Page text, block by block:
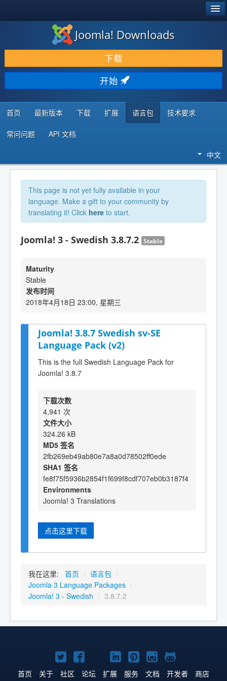
下载 & 扩展
发现 & 学习
社区 & 支持
开发者资源
Joomla! Downloads
下载
开始
首页 最新版本 下载 扩展 语言包 技术要求
常问问题 API 文档
中文
This page is not yet fully available in your
language. Make a gift to your community by
translating it! Click here to start.
Joomla! 3 - Swedish 3.8.7.2 Stable
Maturity
Stable
发布时间
2018年4月18日 23:00, 星期三
Joomla! 3.8.7 Swedish sv-SE
Language Pack (v2)
This is the full Swedish Language Pack for
Joomla! 3.8.7
下载次数
4,941 次
文件大小
324.26 kB
MD5 签名
2fb269eb49ab80e7a8a0d78502ff0ede
SHA1 签名
fe8f75f5936b2854f1f699f8cdf707eb0b3187f4
Environments
Joomla! 3 Translations
点击这里下载
我在这里: 首页 / 语言包 /
Joomla 3 Language Packages /
Joomla! 3 - Swedish / 3.8.7.2
Twitter
主
Facebook
主
YouTube
主
LinkedIn
主
Pinterest
主
Instagram
主
GitHub
主
首页 关于 社区 论坛 扩展 服务 文档 开发者 商店